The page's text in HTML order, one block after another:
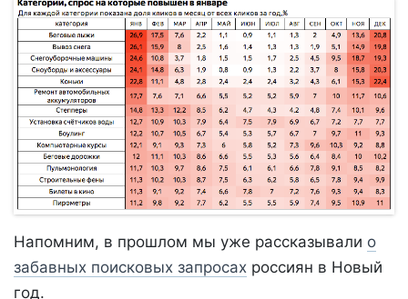
Напомним, в прошлом мы уже рассказывали о
забавных поисковых запросах россиян в Новый
год.